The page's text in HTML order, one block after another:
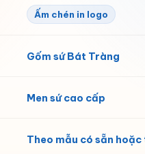
Ấm chén in logo
Gốm sứ Bát Tràng
Men sứ cao cấp
Theo mẫu có sẵn